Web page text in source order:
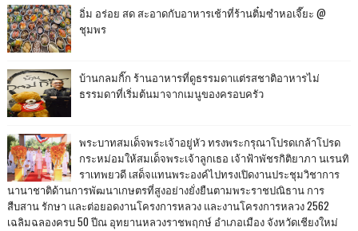
อิ่ม อร่อย สด สะอาดกับอาหารเช้าที่ร้านติ๋มซำหอเจี๊ยะ @
ชุมพร
บ้านกลมกิ๊ก ร้านอาหารที่ดูธรรมดาแต่รสชาติอาหารไม่
ธรรมดาที่เริ่มต้นมาจากเมนูของครอบครัว
พระบาทสมเด็จพระเจ้าอยู่หัว ทรงพระกรุณาโปรดเกล้าโปรด
กระหม่อมให้สมเด็จพระเจ้าลูกเธอ เจ้าฟ้าพัชรกิติยาภา นเรนทิ
ราเทพยวดี เสด็จแทนพระองค์ไปทรงเปิดงานประชุมวิชาการ
นานาชาติด้านการพัฒนาเกษตรที่สูงอย่างยั่งยืนตามพระราชปณิธาน การ
สืบสาน รักษา และต่อยอดงานโครงการหลวง และงานโครงการหลวง 2562
เฉลิมฉลองครบ 50 ปีณ อุทยานหลวงราชพฤกษ์ อำเภอเมือง จังหวัดเชียงใหม่